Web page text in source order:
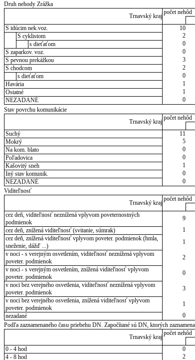
Druh nehody Zrážka
Trnavský kraj
počet nehôd
S idúcim nek.voz.
10
S cyklistom
2
s dieťaťom
0
S zaparkov. voz.
0
S pevnou prekážkou
3
S chodcom
2
s dieťaťom
0
Havária
1
Ostatné
1
NEZADANÉ
0
Stav povrchu komunikácie
Trnavský kraj
počet nehôd
Suchý
11
Mokrý
5
Na kom. blato
0
Poľadovica
0
Kašovitý sneh
1
Iný stav komunik.
0
NEZADANÉ
0
Viditeľnosť
Trnavský kraj
počet nehôd
cez deň, viditeľnosť neznížená vplyvom poveternostných
podmienok
9
cez deň, znížená viditeľnosť (svitanie, súmrak)
1
cez deň, znížená viditeľnosť vplyvom poveter. podmienok (hmla,
sneženie, dážď ...)
1
v noci - s verejným osvetlením, viditeľnosť neznížená vplyvom
poveter. podmienok
2
v noci - s verejným osvetlením, znížená viditeľnosť vplyvom
poveter. podmienok
0
v noci bez verejného osvetlenia, viditeľnosť neznížená vplyvom
poveter. podmienok
3
v noci bez verejného osvetlenia, znížená viditeľnosť vplyvom
poveter. podmienok
1
nezadané
0
Podľa zaznamenaného času priebehu DN. Započítané sú DN, ktorých
Trnavský kraj
počet nehôd
0 - 4 hod
0
4 - 8 hod
2